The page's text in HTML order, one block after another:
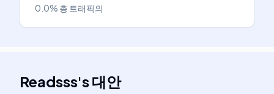
0.0% 총 트래픽의
Readsss's대안